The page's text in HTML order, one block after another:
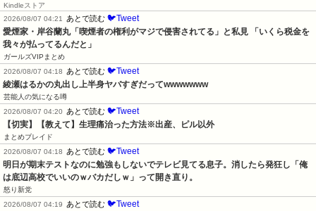
Kindleストア
2026/08/07 04:21
あとで読む 🐦Tweet
愛煙家・岸谷蘭丸「喫煙者の権利がマジで侵害されてる」と私見 「いくら税金を
我々が払ってるんだと」
ガールズVIPまとめ
2026/08/07 04:18
あとで読む 🐦Tweet
綾瀬はるかの丸出し上半身ヤバすぎだってwwwwwww
芸能人の気になる噂
2026/08/07 04:20
あとで読む 🐦Tweet
【切実】【教えて】生理痛治った方法※出産、ピル以外
まとめブレイド
2026/08/07 04:18
あとで読む 🐦Tweet
明日が期末テストなのに勉強もしないでテレビ見てる息子。消したら発狂し「俺
は底辺高校でいいのｗバカだしｗ」って開き直り。
怒り新党
2026/08/07 04:19
あとで読む 🐦Tweet